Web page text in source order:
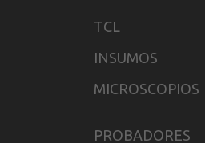
TCL
INSUMOS
MICROSCOPIOS
PROBADORES